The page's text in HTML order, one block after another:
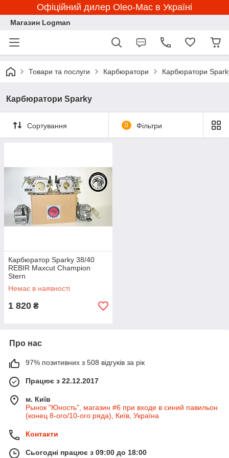
Офіційний дилер Oleo-Mac в Україні
Магазин Logman
Товари та послуги Карбюратори Карбюратори
Карбюратори Sparky
Сортування 0 Фільтри
Карбюратор Sparky 38/40
REBIR Maxcut Champion
Stern
Немає в наявності
1 820 ₴
Про нас
97% позитивних з 508 відгуків за рік
Працює з 22.12.2017
м. Київ
Рынок "Юность", магазин #6 при входе в синий павильон
(конец 8-ого/10-ого ряда), Київ, Україна
Контакти
Сьогодні працює з 09:00 до 18:00